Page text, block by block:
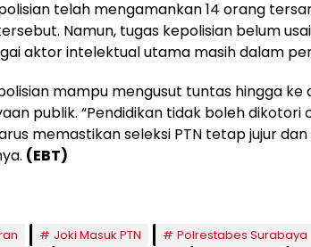
telah mengamankan 14 orang
Namun, tugas kepolisian belum
aktor intelektual utama masih dalam
mampu mengusut tuntas hingga
publik. “Pendidikan tidak boleh dikotori
memastikan seleksi PTN tetap jujur
(EBT)
Joki Masuk PTN Polrestabes Surabaya